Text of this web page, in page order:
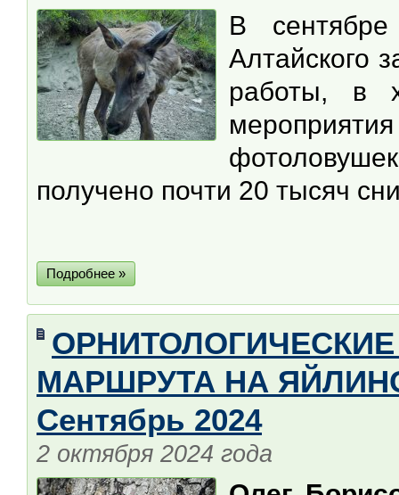
В
Алтайского
работы, в
получено почти 20 тысяч
Подробнее »
МАРШРУТА НА
Сентябрь 2024
2 октября 2024 года